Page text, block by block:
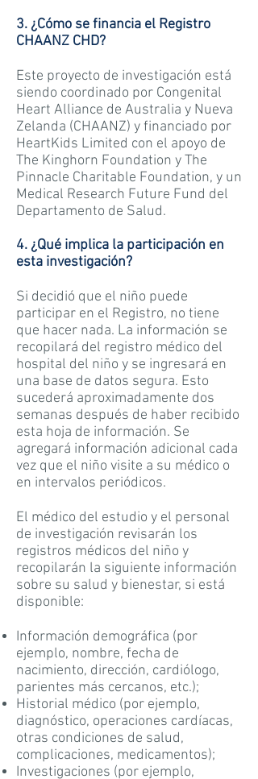
3. ¿Cómo se financia el Registro
CHAANZ CHD?
Este proyecto de investigación está
siendo coordinado por Congenital
Heart Alliance de Australia y Nueva
Zelanda (CHAANZ) y financiado por
HeartKids Limited con el apoyo de
The Kinghorn Foundation y The
Pinnacle Charitable Foundation, y un
Medical Research Future Fund del
Departamento de Salud.
4. ¿Qué implica la participación en
esta investigación?
Si decidió que el niño puede
participar en el Registro, no tiene
que hacer nada. La información se
recopilará del registro médico del
hospital del niño y se ingresará en
una base de datos segura. Esto
sucederá aproximadamente dos
semanas después de haber recibido
esta hoja de información. Se
agregará información adicional cada
vez que el niño visite a su médico o
en intervalos periódicos.
El médico del estudio y el personal
de investigación revisarán los
registros médicos del niño y
recopilarán la siguiente información
sobre su salud y bienestar, si está
disponible:
Información demográfica (por
ejemplo, nombre, fecha de
nacimiento, dirección, cardiólogo,
parientes más cercanos, etc.);
Historial médico (por ejemplo,
diagnóstico, operaciones cardíacas,
otras condiciones de salud,
complicaciones, medicamentos);
Investigaciones (por ejemplo,